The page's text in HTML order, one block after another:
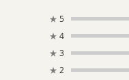
★ 5
★ 4
★ 3
★ 2